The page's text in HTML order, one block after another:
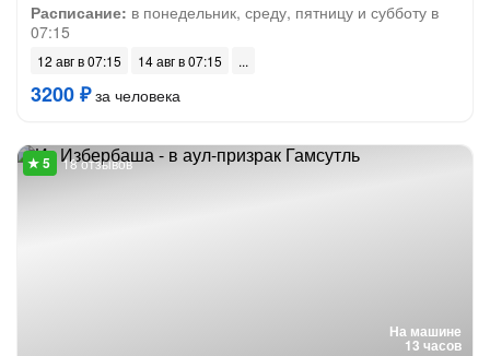
Расписание: в понедельник, среду, пятницу и субботу в
07:15
12 авг в 07:15 14 авг в 07:15
3200 ₽за человека
На машине
13 часов
18 отзывов